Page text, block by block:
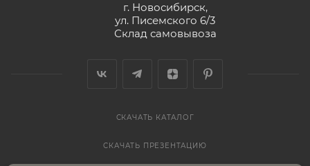
г. Новосибирск,
ул. Писемского 6/3
Склад самовывоза
СКАЧАТЬ КАТАЛОГ
СКАЧАТЬ ПРЕЗЕНТАЦИЮ